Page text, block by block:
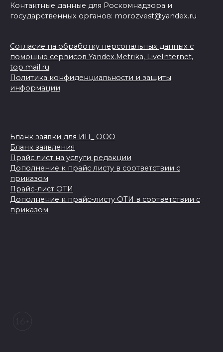
Контактные данные для Роскомнадзора и
государственных органов: morozvest@yandex.ru
Согласие на обработку персональных данных с
помощью сервисов Yandex.Metrika, LiveInternet,
top.mail.ru
Политика конфиденциальности и защиты
информации
Бланк заявки для ИП_ ООО
Бланк заявления
Прайс лист на услуги редакции
Дополнение к прайс листу в соответствии с
приказом
Прайс-лист ОТИ
Дополнение к прайс-листу ОТИ в соответствии с
приказом